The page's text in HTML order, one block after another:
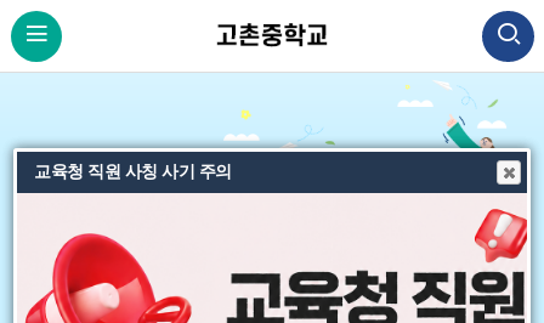
주
비
주
주
공
경찰청 사이버도박 예방
교육청 직원 사칭 사기 주의